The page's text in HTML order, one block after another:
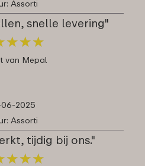
Assorti
snelle levering"
★★★
★★★
van Mepal
06-2025
Assorti
tijdig bij ons."
★★★
★★★